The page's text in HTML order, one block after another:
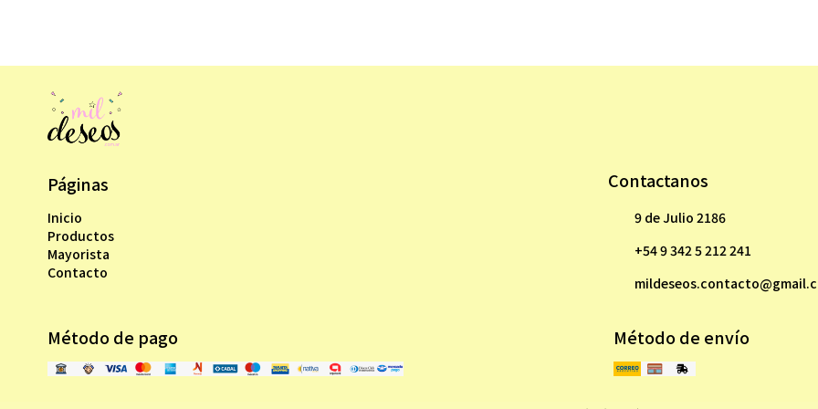
Páginas
Inicio
Productos
Mayorista
Contacto
Contactanos
9 de Julio 2186
+54 9 342 5 212 241
Método de pago Método de envío